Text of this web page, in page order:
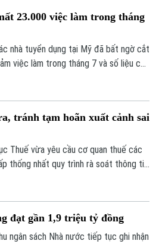
23.000 việc làm trong tháng
nhà tuyển dụng tại Mỹ đã bất ngờ cắt
việc làm trong tháng 7 và số liệu của
bất ngờ vào đầu năm nay.
tránh tạm hoãn xuất cảnh sai
Thuế vừa yêu cầu cơ quan thuế các
thống nhất quy trình rà soát thông tin
thời bảo vệ quyền và lợi ích hợp
của người nộp thuế.
đạt gần 1,9 triệu tỷ đồng
ngân sách Nhà nước tiếp tục ghi nhận